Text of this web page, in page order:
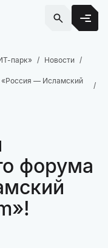
парк»
Новости
«Россия — Исламский
форума